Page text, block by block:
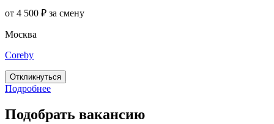
от 4 500 ₽ за смену
Москва
Coreby
Откликнуться
Подробнее
Подобрать вакансию